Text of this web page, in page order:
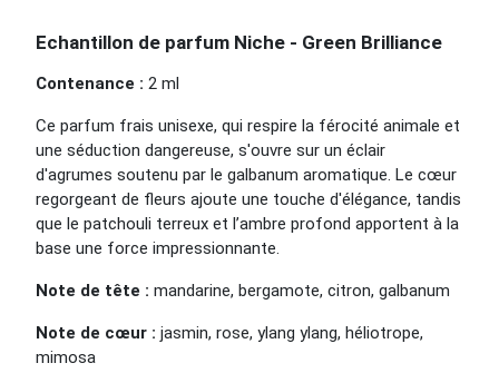
Echantillon de parfum Niche - Green Brilliance
Contenance : 2 ml
Ce parfum frais unisexe, qui respire la férocité animale et
une séduction dangereuse, s'ouvre sur un éclair
d'agrumes soutenu par le galbanum aromatique. Le cœur
regorgeant de fleurs ajoute une touche d'élégance, tandis
que le patchouli terreux et l’ambre profond apportent à la
base une force impressionnante.
Note de tête : mandarine, bergamote, citron, galbanum
Note de cœur : jasmin, rose, ylang ylang, héliotrope,
mimosa